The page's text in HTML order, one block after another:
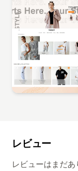
レビュー
レビューはまだあ